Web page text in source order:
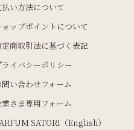
い方法について
ョップポイントについて
定商取引法に基づく表記
ライバシーポリシー
問い合わせフォーム
業さま専用フォーム
SATORI（English）